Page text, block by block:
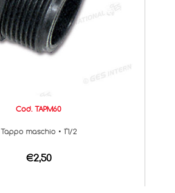
Cod. TAPM60
Tappo maschio • 1"1/2
€2,50